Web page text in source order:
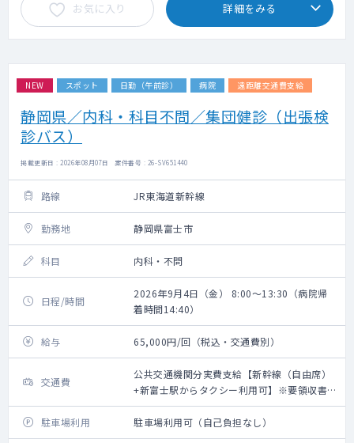
お気に入り 詳細をみる
NEW スポット 日勤（午前診） 病院 遠距離交通費支給
静岡県／内科・科目不問／集団健診（出張検
診バス）
掲載更新日 : 2026年08月07日 案件番号 : 26-SV651440
路線 JR東海道新幹線
勤務地 静岡県富士市
科目 内科・不問
日程/時間
2026年9月4日（金） 8:00～13:30（病院帰
着時間14:40）
給与 65,000円/回（税込・交通費別）
交通費
公共交通機関分実費支給【新幹線（自由席）
+新富士駅からタクシー利用可】※要領収書・
上限20,000円（往復）
駐車場利用
駐車場利用可（自己負担なし）